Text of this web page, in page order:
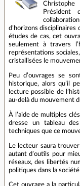
Président
d’horizons
études de cas, cet
seulement à travers
représentations
cristallisées le
Peu d’ouvrages se
historique, alors qu’il
lecture possible de
au-delà du mouvement
À l’aide de multiples
dresse un tableau
techniques que ce
Le lecteur saura
autant d’outils pour
réseaux, des libertés
politiques dans la société
Cet ouvrage a la